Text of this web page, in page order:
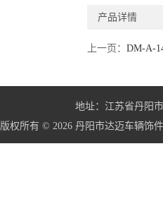
产品详情
上一页： DM-A-
地址：江苏省丹阳
版权所有 © 2026 丹阳市达迈车辆饰